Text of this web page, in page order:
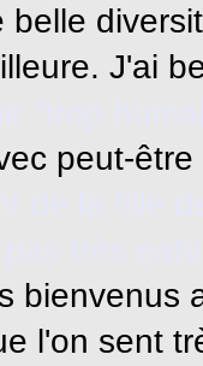
belle
J'ai
peut-
bienvenus
l'on sent